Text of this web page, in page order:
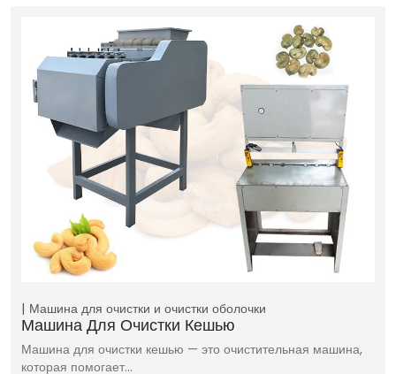
Машина для очистки и очистки оболочки
Машина Для Очистки Кешью
Машина для очистки кешью — это очистительная машина,
которая помогает…